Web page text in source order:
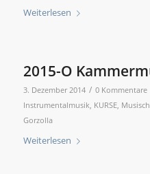
Weiterlesen
2015-O
3. Dezember 2014 / 0 Kommentare
Instrumentalmusik, KURSE,
Gorzolla
Weiterlesen